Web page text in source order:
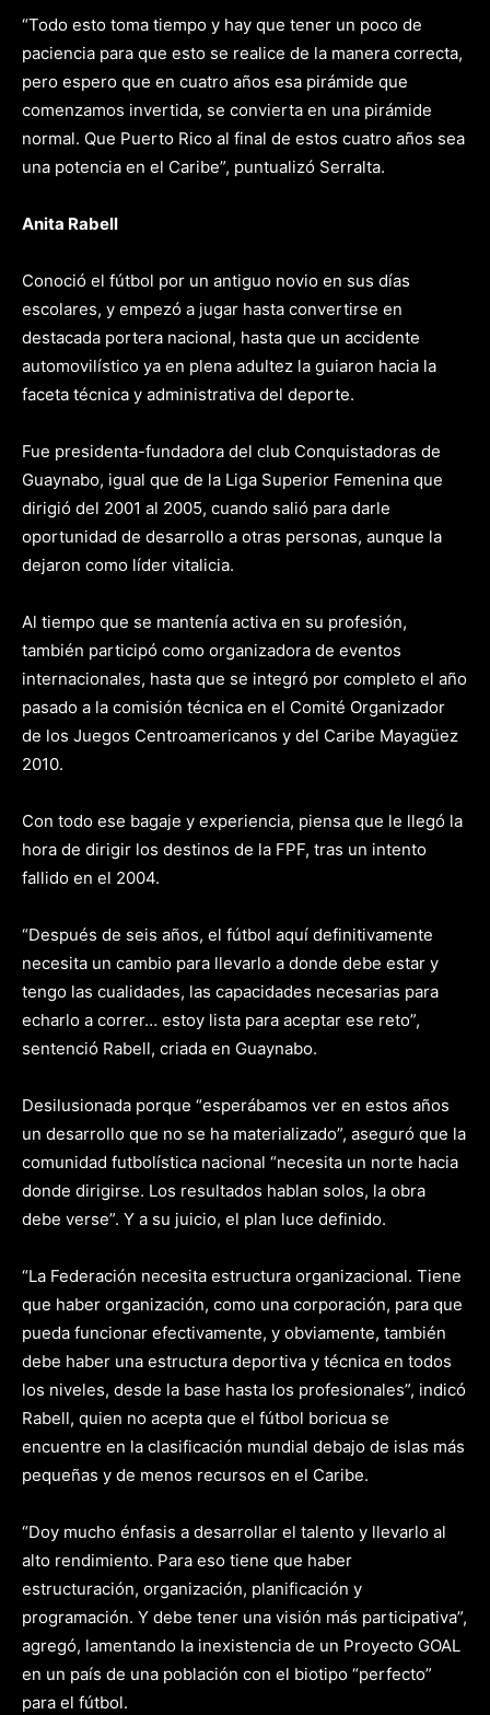
“Todo esto toma tiempo y hay que tener un poco de
paciencia para que esto se realice de la manera correcta,
pero espero que en cuatro años esa pirámide que
comenzamos invertida, se convierta en una pirámide
normal. Que Puerto Rico al final de estos cuatro años sea
una potencia en el Caribe”, puntualizó Serralta.
Anita Rabell
Conoció el fútbol por un antiguo novio en sus días
escolares, y empezó a jugar hasta convertirse en
destacada portera nacional, hasta que un accidente
automovilístico ya en plena adultez la guiaron hacia la
faceta técnica y administrativa del deporte.
Fue presidenta-fundadora del club Conquistadoras de
Guaynabo, igual que de la Liga Superior Femenina que
dirigió del 2001 al 2005, cuando salió para darle
oportunidad de desarrollo a otras personas, aunque la
dejaron como líder vitalicia.
Al tiempo que se mantenía activa en su profesión,
también participó como organizadora de eventos
internacionales, hasta que se integró por completo el año
pasado a la comisión técnica en el Comité Organizador
de los Juegos Centroamericanos y del Caribe Mayagüez
2010.
Con todo ese bagaje y experiencia, piensa que le llegó la
hora de dirigir los destinos de la FPF, tras un intento
fallido en el 2004.
“Después de seis años, el fútbol aquí definitivamente
necesita un cambio para llevarlo a donde debe estar y
tengo las cualidades, las capacidades necesarias para
echarlo a correr… estoy lista para aceptar ese reto”,
sentenció Rabell, criada en Guaynabo.
Desilusionada porque “esperábamos ver en estos años
un desarrollo que no se ha materializado”, aseguró que la
comunidad futbolística nacional “necesita un norte hacia
donde dirigirse. Los resultados hablan solos, la obra
debe verse”. Y a su juicio, el plan luce definido.
“La Federación necesita estructura organizacional. Tiene
que haber organización, como una corporación, para que
pueda funcionar efectivamente, y obviamente, también
debe haber una estructura deportiva y técnica en todos
los niveles, desde la base hasta los profesionales”, indicó
Rabell, quien no acepta que el fútbol boricua se
encuentre en la clasificación mundial debajo de islas más
pequeñas y de menos recursos en el Caribe.
“Doy mucho énfasis a desarrollar el talento y llevarlo al
alto rendimiento. Para eso tiene que haber
estructuración, organización, planificación y
programación. Y debe tener una visión más participativa”,
agregó, lamentando la inexistencia de un Proyecto GOAL
en un país de una población con el biotipo “perfecto”
para el fútbol.